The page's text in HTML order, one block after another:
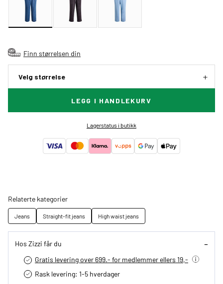
Finn størrelsen din
Velg størrelse
LEGG I HANDLEKURV
Lagerstatus i butikk
Relaterte kategorier
Jeans Straight-fit jeans High waist jeans
Hos Zizzi får du
Gratis levering over 699.- for medlemmer ellers 19,-
Rask levering: 1-5 hverdager